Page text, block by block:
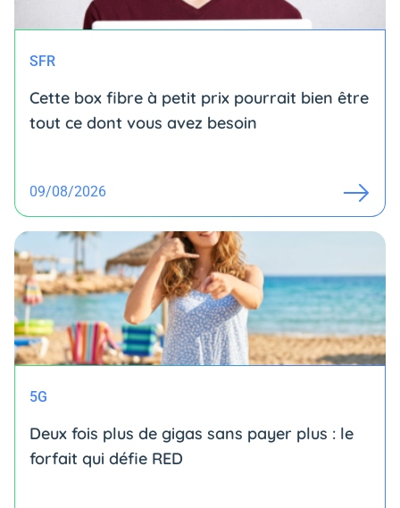
SFR
Cette box fibre à petit prix pourrait bien être
tout ce dont vous avez besoin
09/08/2026
5G
Deux fois plus de gigas sans payer plus : le
forfait qui défie RED